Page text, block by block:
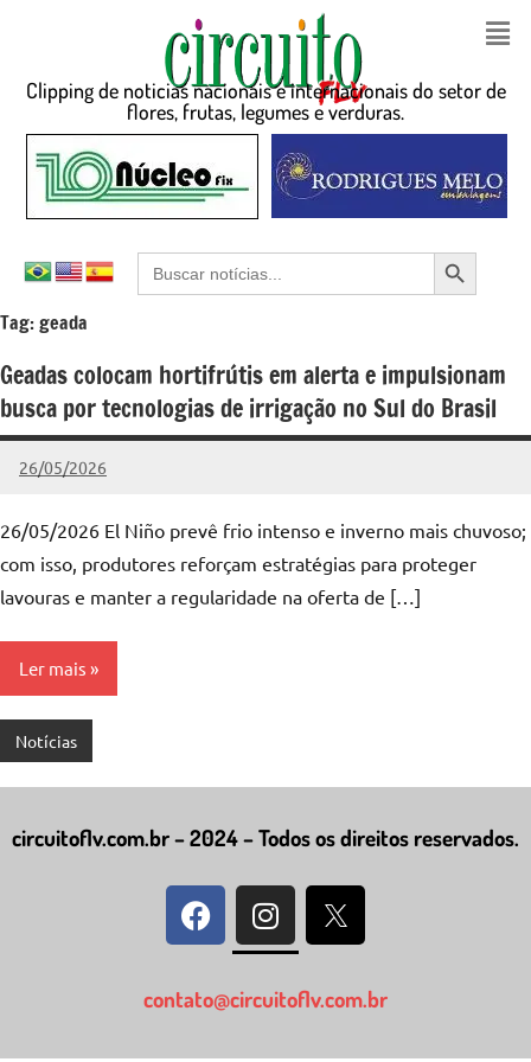
Clipping de noticias nacionais e internacionais do setor de
flores, frutas, legumes e verduras.
Search
for:
Search Button
Tag:geada
Geadas colocam hortifrútis em alerta e impulsionam
busca por tecnologias de irrigação no Sul do Brasil
26/05/2026
admin
Nenhum
26/05/2026 El Niño prevê frio intenso e inverno mais chuvoso;
com isso, produtores reforçam estratégias para proteger
lavouras e manter a regularidade na oferta de […]
Ler mais
Notícias
circuitoflv.com.br – 2024 – Todos os direitos reservados.
contato@circuitoflv.com.br